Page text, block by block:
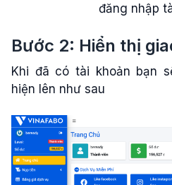
đăng nhập
Bước 2: Hiển thị
Khi đã có tài khoản bạn
hiện lên như sau